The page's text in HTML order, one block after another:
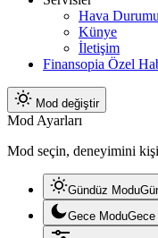
Hava Durumu
Künye
İletişim
Finansopia Özel
Mod değiştir
Mod Ayarları
Mod seçin, deneyimini
Gündüz Modu
Gece ModuGece